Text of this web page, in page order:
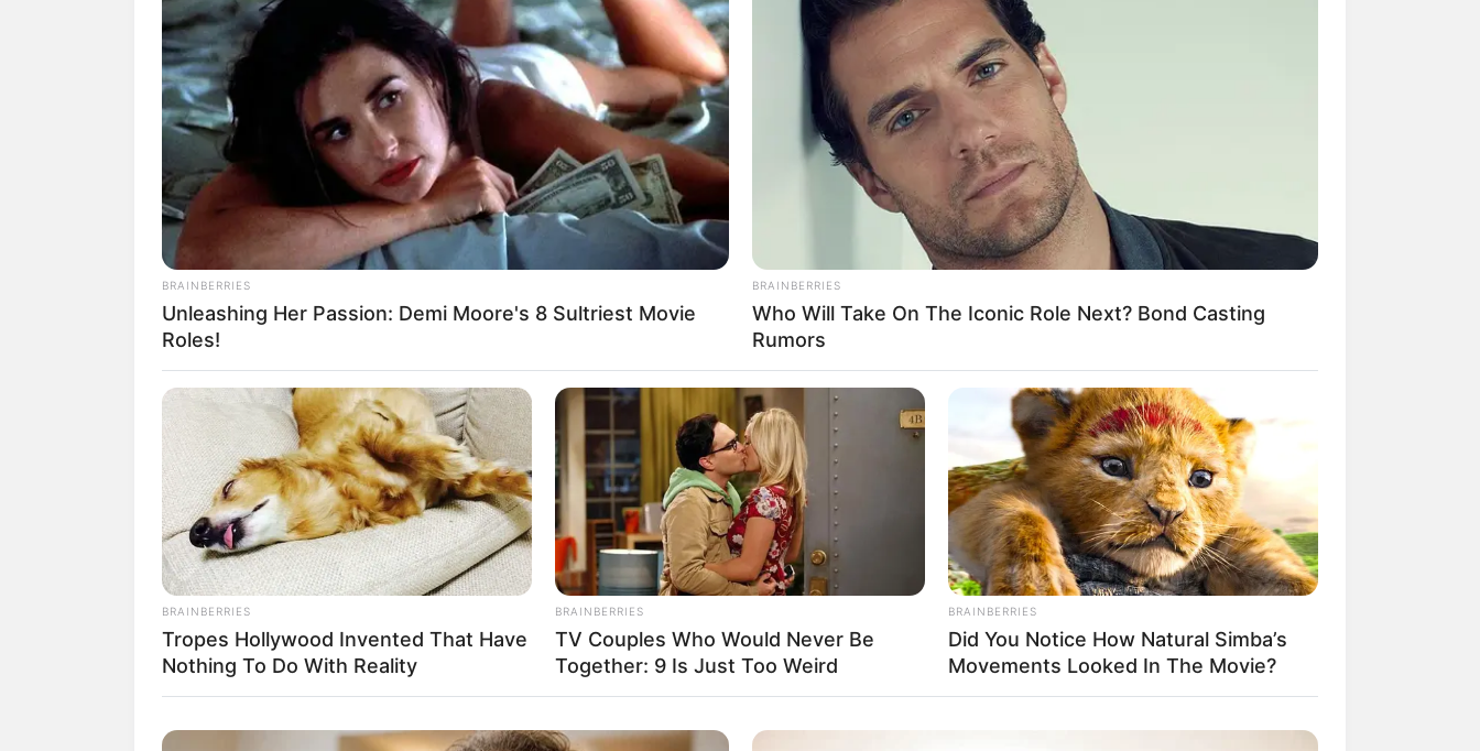
Gronau (Westf.)
Gummersbach
Gütersloh
Hagen
Haltern am See
Hamm
Hamminkeln
Hattingen
Heinsberg
Hennef (Sieg)
Herzogenrath
Höxter
Hückelhoven
Hürth
Ibbenbüren
Iserlohn
Kaarst
Kamen
Kempen
Kerpen
Kevelaer
Kleve
BRAINBERRIES
Unleashing Her Passion: Demi Moore's 8 Sultriest Movie
Roles!
BRAINBERRIES
Who Will Take On The Iconic Role Next? Bond Casting
Rumors
BRAINBERRIES
Tropes Hollywood Invented That Have
Nothing To Do With Reality
BRAINBERRIES
TV Couples Who Would Never Be
Together: 9 Is Just Too Weird
BRAINBERRIES
Did You Notice How Natural Simba’s
Movements Looked In The Movie?